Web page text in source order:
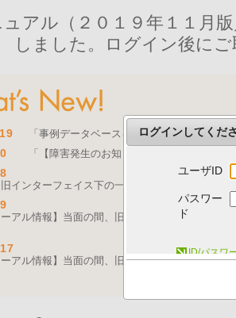
アル（２０１９年１１月
しました。ログイン後に
「事例データベースを公開しました」 をア
「【障害発生のお知らせ｜復旧済み】Web
旧インターフェイス下の一部機能の停止につい
ーアル情報】当面の間、旧画面をご利用いただ
ーアル情報】当面の間、旧画面をご利用いただ
ログインしてくだ
ユーザID
パスワー
ド
ID/パスワ